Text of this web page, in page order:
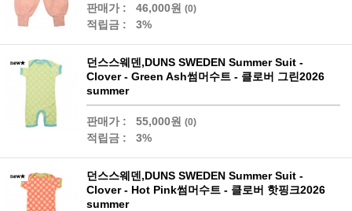
판매가 : 46,000원 (0)
적립금 : 3%
던스스웨덴,DUNS SWEDEN Summer Suit -
Clover - Green Ash썸머수트 - 클로버 그린2026
summer
판매가 : 55,000원 (0)
적립금 : 3%
던스스웨덴,DUNS SWEDEN Summer Suit -
Clover - Hot Pink썸머수트 - 클로버 핫핑크2026
summer